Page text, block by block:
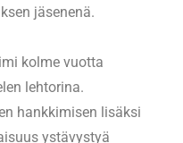
jäsenenä.
kolme vuotta
lehtorina.
hankkimisen lisäksi
ystävystyä